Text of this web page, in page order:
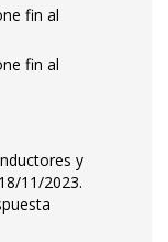
fin al
fin al
y
11/2023.